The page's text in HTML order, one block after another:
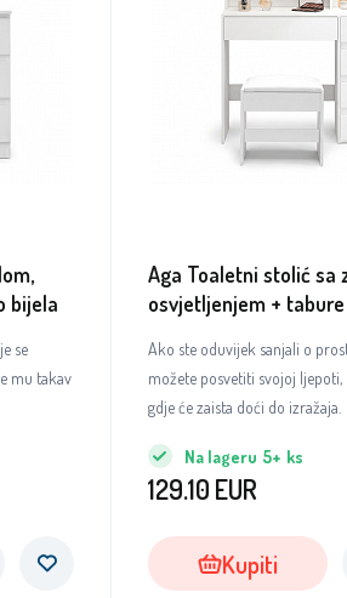
bijela
se
mu takav
Aga Toaletni stolić sa
osvjetljenjem + tabure
Ako ste oduvijek sanjali o
možete posvetiti svojoj
gdje će zaista doći do izražaja.
Na lageru 5+ ks
129.10 EUR
Kupiti